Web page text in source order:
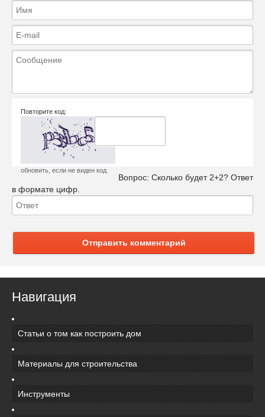
Повторите код:
обновить, если не виден код
Вопрос: Сколько будет 2+2? Ответ
в формате цифр.
Отправить комментарий
Навигация
Статьи о том как построить дом
Материалы для строительства
Инструменты